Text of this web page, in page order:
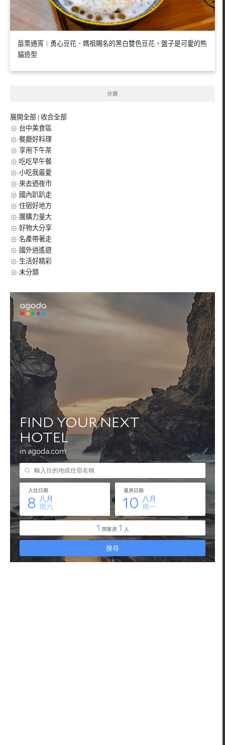
苗栗通宵︱勇心豆花．媽祖賜名的黑白雙色豆花，盤子是可愛的熊
貓造型
分類
展開全部 | 收合全部
台中美食區
餐廳好料理
享用下午茶
吃吃早午餐
小吃我最愛
來去迺夜市
國內趴趴走
住宿好地方
團購力量大
好物大分享
名產帶著走
國外逍遙遊
生活好精彩
未分類